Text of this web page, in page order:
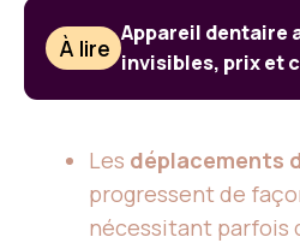
À lire
Appareil dentaire
invisibles, prix et
Les déplacements
progressent de
nécessitant parfois